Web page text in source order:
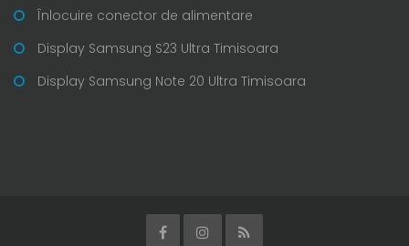
Înlocuire conector de alimentare
Display Samsung S23 Ultra Timisoara
Display Samsung Note 20 Ultra Timisoara